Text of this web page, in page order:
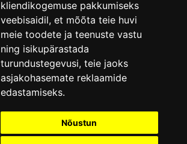
kliendikogemuse pakkumiseks
veebisaidil, et mõõta teie huvi
meie toodete ja teenuste vastu
ning isikupärastada
turundustegevusi, teie jaoks
asjakohasemate reklaamide
edastamiseks.
Nõustun
info@linnamuuseum.ee